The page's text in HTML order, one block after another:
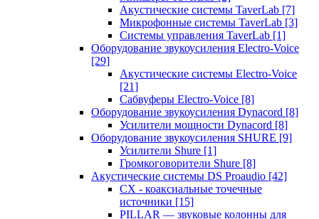
Акустические системы TaverLab [7]
Микрофонные системы TaverLab [3]
Системы управления TaverLab [1]
Оборудование звукоусиления Electro-Voice
[29]
Акустические системы Electro-Voice
[21]
Сабвуферы Electro-Voice [8]
Оборудование звукоусиления Dynacord [8]
Усилители мощности Dynacord [8]
Оборудование звукоусиления SHURE [9]
Усилители Shure [1]
Громкоговорители Shure [8]
Акустические системы DS Proaudio [42]
CX - коаксиальные точечные
источники [15]
PILLAR — звуковые колонны для